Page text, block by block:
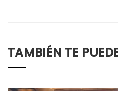
TAMBIÉN TE